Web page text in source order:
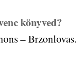
könyved?
– Brzonlovas.